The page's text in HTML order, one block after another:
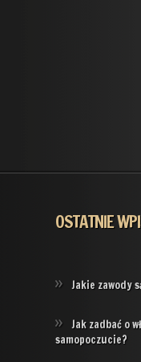
OSTATNIE
Jakie zawody
Jak zadbać o
samopoczucie?